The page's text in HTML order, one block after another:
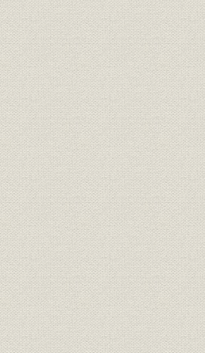
期別地方別新契約統計表
新契約年齢別平均保険金額表
最近十年間新契約職業別平均保
険金額表
新契約年齢別期別統計表(男)
新契約年齢別期別統計表(女)
新契約期別性別統計表
各期新契約種類別統計表
最近十年間新契約種類別比較表
最近十年間新契約職業別統計表
契約異動一覧表(件数)